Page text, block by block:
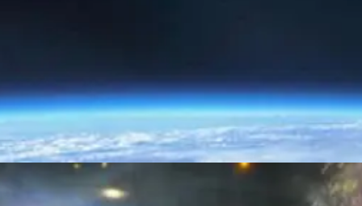
https://thienvanhoc.edu.vn/cac-kham-pha-moi-ve-vu-tru